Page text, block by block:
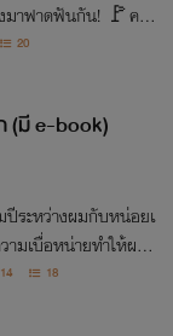
ดฟันกัน! 🚩คนห
ง ดิบ เถื่อน ไม่ยอมใ
20
(มี e-book)
ปีระหว่างผมกับหน่อยเ
ามเบื่อหน่ายทำให้ผมเ
นใส่ตัวในแบบที่ไม่น่า
สุดท้ายแล้ว ผมอาจจ
14 18